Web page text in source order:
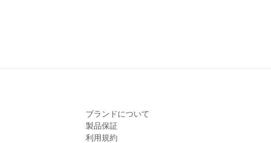
ブランドについて
製品保証
利用規約